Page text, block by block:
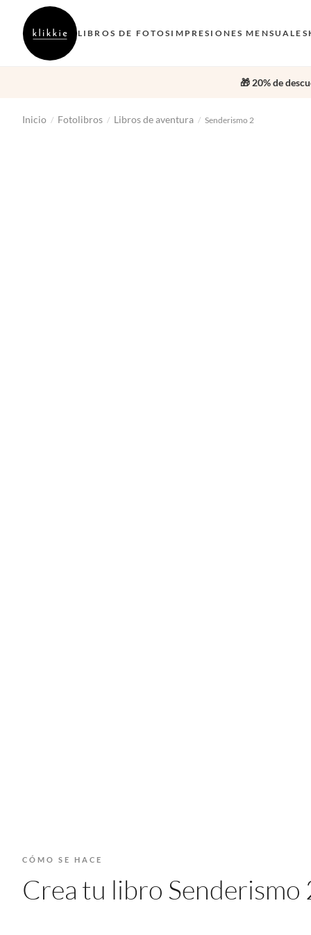
LIBROS DE FOTOS IMPRESIONES MENSUALES
🎁 20% de
Inicio / Fotolibros / Libros de aventura / Senderismo 2
CÓMO SE HACE
Crea tu libro Senderismo